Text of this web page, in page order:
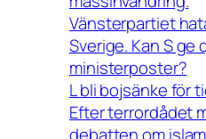
Vänsterpartiet
Sverige. Kan S ge
ministerposter?
L bli bojsänke för
Efter terrordådet